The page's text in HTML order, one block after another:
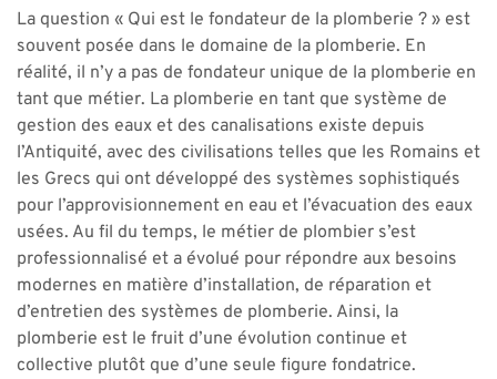
La question « Qui est le fondateur de la plomberie ? » est
souvent posée dans le domaine de la plomberie. En
réalité, il n’y a pas de fondateur unique de la plomberie en
tant que métier. La plomberie en tant que système de
gestion des eaux et des canalisations existe depuis
l’Antiquité, avec des civilisations telles que les Romains et
les Grecs qui ont développé des systèmes sophistiqués
pour l’approvisionnement en eau et l’évacuation des eaux
usées. Au fil du temps, le métier de plombier s’est
professionnalisé et a évolué pour répondre aux besoins
modernes en matière d’installation, de réparation et
d’entretien des systèmes de plomberie. Ainsi, la
plomberie est le fruit d’une évolution continue et
collective plutôt que d’une seule figure fondatrice.